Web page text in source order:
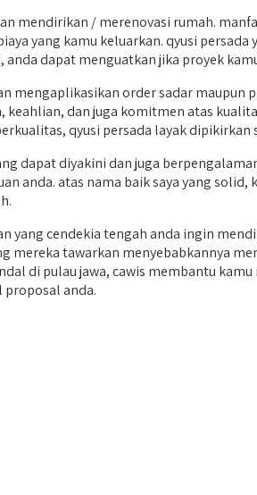
mendirikan / merenovasi rumah.
yang kamu keluarkan. qyusi
dapat menguatkan jika proyek
order sadar maupun
dan juga komitmen atas
qyusi persada layak dipikirkan
dapat diyakini dan juga
atas nama baik saya yang solid,
yang cendekia tengah anda ingin
tawarkan menyebabkannya
di pulau jawa, cawis membantu
anda.